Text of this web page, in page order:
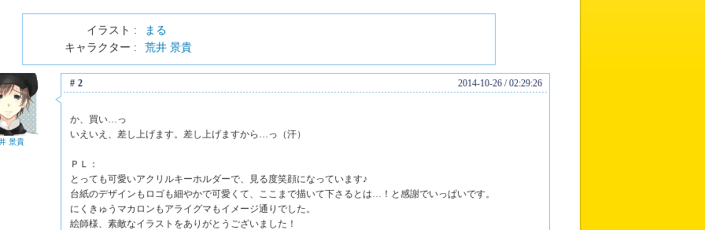
イラスト :
まる
キャラクター :
荒井 景貴
景貴
#2 2014-10-26 / 02:29:26
か、買い…っ
いえいえ、差し上げます。差し上げますから…っ（汗）
ＰＬ：
とっても可愛いアクリルキーホルダーで、見る度笑顔になっています♪
台紙のデザインもロゴも細やかで可愛くて、ここまで描いて下さるとは…！と感謝でいっぱいです。
にくきゅうマカロンもアライグマもイメージ通りでした。
絵師様、素敵なイラストをありがとうございました！